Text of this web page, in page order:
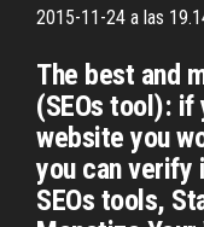
2015-11-24 a las
The best and
(SEOs tool): if
website you
you can verify
SEOs tools,